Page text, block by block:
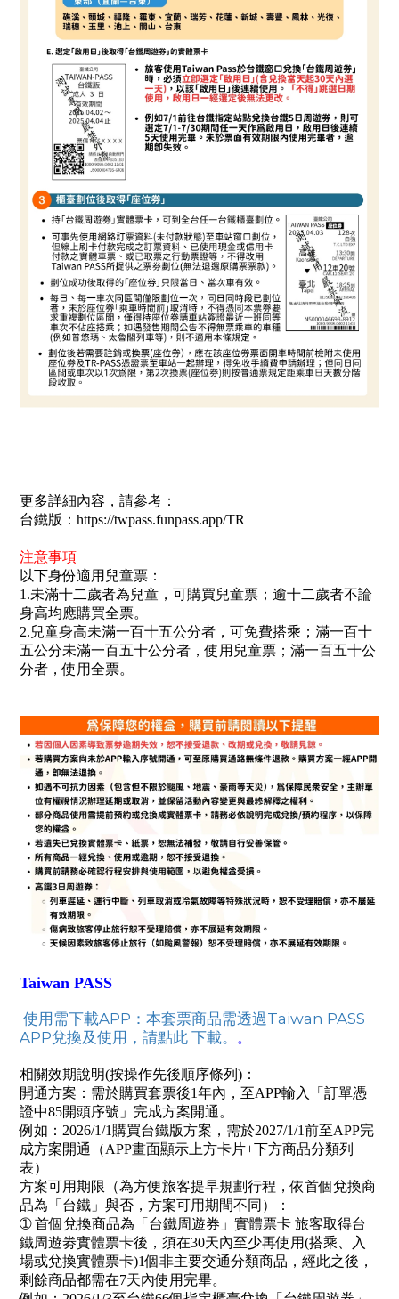
更多詳細內容，請參考：
台鐵版：https://twpass.funpass.app/TR
注意事項
以下身份適用兒童票：
1.未滿十二歲者為兒童，可購買兒童票；逾十二歲者不論
身高均應購買全票。
2.兒童身高未滿一百十五公分者，可免費搭乘；滿一百十
五公分未滿一百五十公分者，使用兒童票；滿一百五十公
分者，使用全票。
Taiwan PASS
使用需下載APP：本套票商品需透過Taiwan PASS
APP兌換及使用，請點此 下載。
。
相關效期說明(按操作先後順序條列)：
開通方案：需於購買套票後1年內，至APP輸入「訂單憑
證中85開頭序號」完成方案開通。
例如：2026/1/1購買台鐵版方案，需於2027/1/1前至APP完
成方案開通（APP畫面顯示上方卡片+下方商品分類列
表）
方案可用期限（為方便旅客提早規劃行程，依首個兌換商
品為「台鐵」與否，方案可用期間不同）：
➀ 首個兌換商品為「台鐵周遊券」實體票卡 旅客取得台
鐵周遊劵實體票卡後，須在30天內至少再使用(搭乘、入
場或兌換實體票卡)1個非主要交通分類商品，經此之後，
剩餘商品都需在7天內使用完畢。